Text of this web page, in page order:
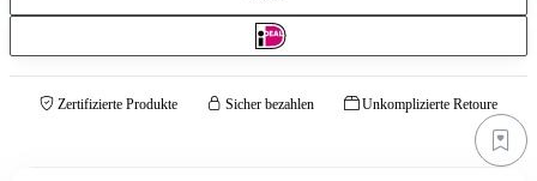
Zertifizierte Produkte Sicher bezahlen Unkomplizierte Retoure